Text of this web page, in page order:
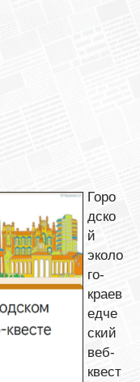
Горо
дско
й
эколо
го-
краев
едче
ский
веб-
квест